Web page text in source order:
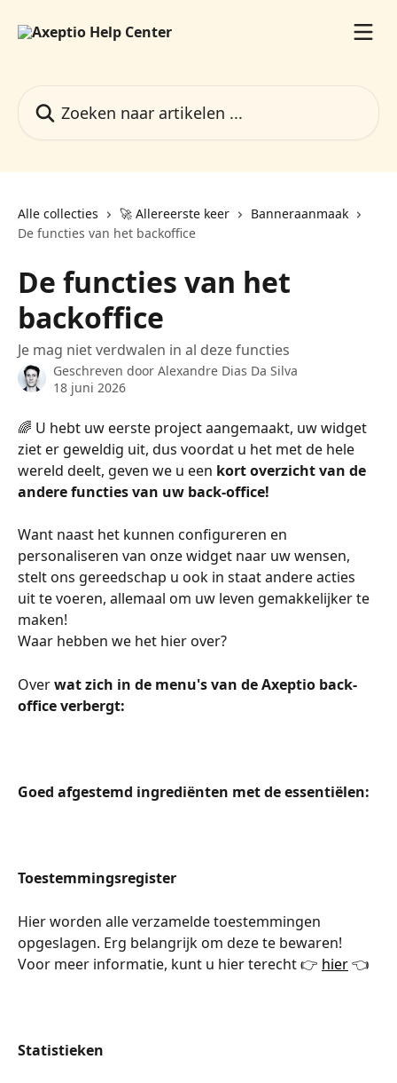
Alle collecties 🚀 Allereerste keer
Banneraanmaak
De functies van het backoffice
De functies van het
backoffice
Je mag niet verdwalen in al deze functies
Geschreven door Alexandre Dias Da Silva
18 juni 2026
🌈 U hebt uw eerste project aangemaakt, uw widget
ziet er geweldig uit, dus voordat u het met de hele
wereld deelt, geven we u een kort overzicht van de
andere functies van uw back-office!
Want naast het kunnen configureren en
personaliseren van onze widget naar uw wensen,
stelt ons gereedschap u ook in staat andere acties
uit te voeren, allemaal om uw leven gemakkelijker te
maken!
Waar hebben we het hier over?
Over wat zich in de menu's van de Axeptio back-
office verbergt:
Goed afgestemd ingrediënten met de essentiëlen:
Toestemmingsregister
Hier worden alle verzamelde toestemmingen
opgeslagen. Erg belangrijk om deze te bewaren!
Voor meer informatie, kunt u hier terecht 👉 hier 👈
Statistieken